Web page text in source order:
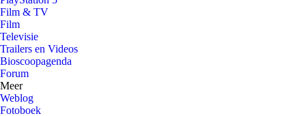
Film & TV
Film
Televisie
Trailers en Videos
Bioscoopagenda
Forum
Meer
Weblog
Fotoboek